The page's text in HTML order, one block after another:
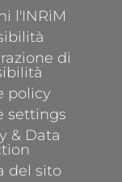
2
l'INRiM
di
policy
settings
& Data
del sito